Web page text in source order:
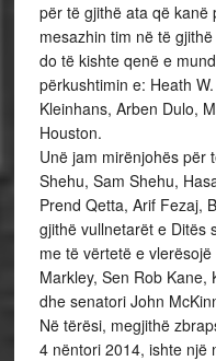
për të gjithë ata që
mesazhin tim në të
do të kishte qenë e
përkushtimin e: Heath
Kleinhans, Arben Dulo,
Houston.
Unë jam mirënjohës për
Shehu, Sam Shehu,
Prend Qetta, Arif Fezaj,
gjithë vullnetarët e Ditës
me të vërtetë e
Markley, Sen Rob Kane,
dhe senatori John
Në tërësi, megjithë
4 nëntori 2014, ishte një